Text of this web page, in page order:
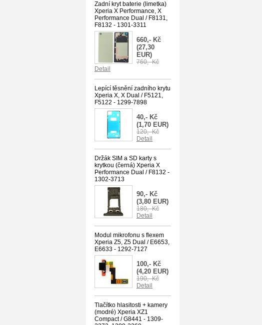
Zadní kryt baterie (limetka)
Xperia X Performance, X
Performance Dual / F8131,
F8132 - 1301-3311
660,- Kč
(27,30
EUR)
760,- Kč
Detail
Lepící těsnění zadního krytu
Xperia X, X Dual / F5121,
F5122 - 1299-7898
40,- Kč
(1,70 EUR)
120,- Kč
Detail
Držák SIM a SD karty s
krytkou (černá) Xperia X
Performance Dual / F8132 -
1302-3713
90,- Kč
(3,80 EUR)
180,- Kč
Detail
Modul mikrofonu s flexem
Xperia Z5, Z5 Dual / E6653,
E6633 - 1292-7127
100,- Kč
(4,20 EUR)
190,- Kč
Detail
Tlačítko hlasitosti + kamery
(modré) Xperia XZ1
Compact / G8441 - 1309-